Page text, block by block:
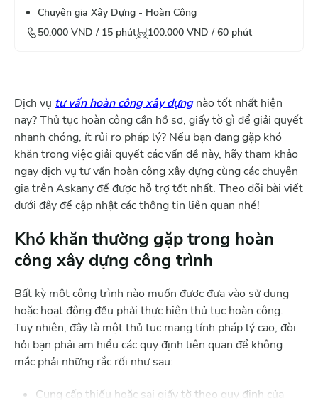
Chuyên gia Xây Dựng - Hoàn Công
50.000 VND / 15 phút 100.000 VND /60 phút
Dịch vụ tư vấn hoàn công xây dựngnào tốt nhất hiện
nay? Thủ tục hoàn công cần hồ sơ, giấy tờ gì để giải quyết
nhanh chóng, ít rủi ro pháp lý? Nếu bạn đang gặp khó
khăn trong việc giải quyết các vấn đề này, hãy tham khảo
ngay dịch vụ tư vấn hoàn công xây dựng cùng các chuyên
gia trên Askany để được hỗ trợ tốt nhất. Theo dõi bài viết
dưới đây để cập nhật các thông tin liên quan nhé!
Khó khăn thường gặp trong hoàn
công xây dựng công trình
Bất kỳ một công trình nào muốn được đưa vào sử dụng
hoặc hoạt động đều phải thực hiện thủ tục hoàn công.
Tuy nhiên, đây là một thủ tục mang tính pháp lý cao, đòi
hỏi bạn phải am hiểu các quy định liên quan để không
mắc phải những rắc rối như sau:
Cung cấp thiếu hoặc sai giấy tờ theo quy định của